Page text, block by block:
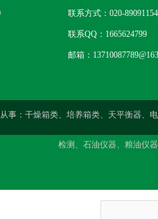
联系方式：020-89091154
联系QQ：1665624799
邮箱：
事：干燥箱类、培养箱类、天平衡器
检测、石油仪器、粮油仪